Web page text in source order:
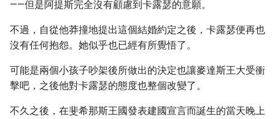
——但是阿提斯完全沒有顧慮到卡露瑟的意願。
不過，自從他莽撞地提出這個結婚約定之後，卡露瑟便再也
沒有任何抱怨。她似乎也已經有所覺悟了。
可能是兩個小孩子吵架後所做出的決定也讓麥達斯王大受衝
擊吧，之後他對卡露瑟的態度也整個改變了。
不久之後，在斐希那斯王國發表建國宣言而誕生的當天晚上